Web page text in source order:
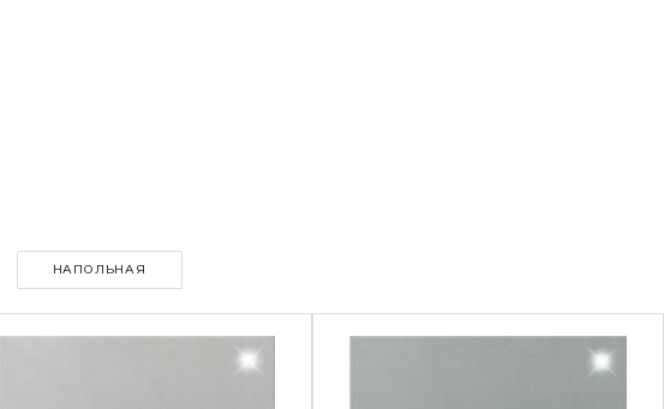
НАПОЛЬНАЯ